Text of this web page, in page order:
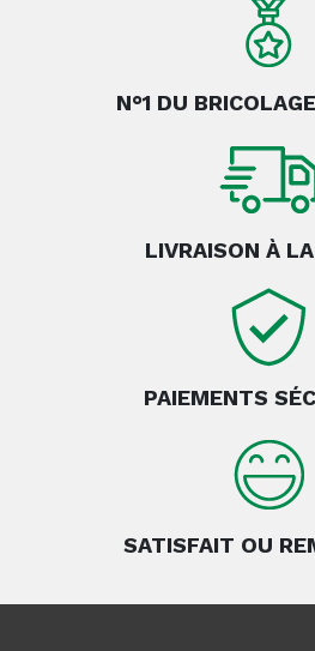
N°1 DU
LIVRAISON À
PAIEMENTS
SATISFAIT OU